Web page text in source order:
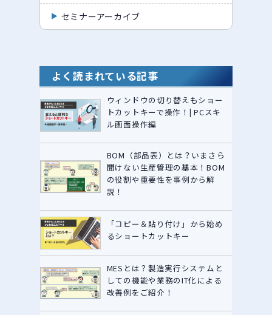
セミナーアーカイブ
よく読まれている記事
ウィンドウの切り替えもショー
トカットキーで操作！| PCスキ
ル画面操作編
BOM（部品表）とは？いまさら
聞けない生産管理の基本！BOM
の役割や重要性を事例から解
説！
「コピー＆貼り付け」から始め
るショートカットキー
MESとは？製造実行システムと
しての機能や業務のIT化による
改善例をご紹介！